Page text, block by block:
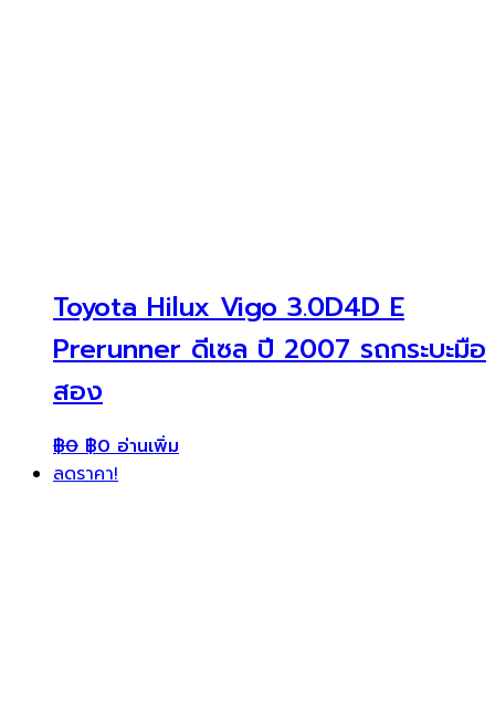
Toyota Hilux Vigo 3.0D4D E
Prerunner ดีเซล ปี 2007 รถกระบะมือ
สอง
฿0 ฿0 อ่านเพิ่ม
ลดราคา!